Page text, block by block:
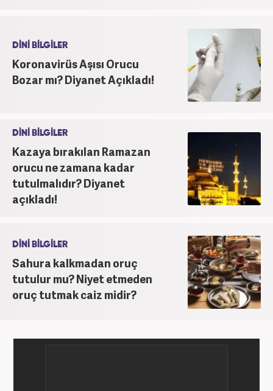
DİNİ BİLGİLER
Koronavirüs Aşısı Orucu
Bozar mı? Diyanet Açıkladı!
DİNİ BİLGİLER
Kazaya bırakılan Ramazan
orucu ne zamana kadar
tutulmalıdır? Diyanet
açıkladı!
DİNİ BİLGİLER
Sahura kalkmadan oruç
tutulur mu? Niyet etmeden
oruç tutmak caiz midir?